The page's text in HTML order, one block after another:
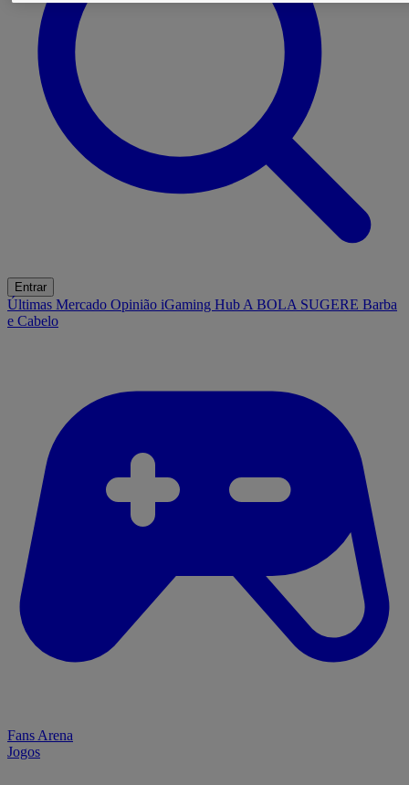
Entrar
Últimas Mercado Opinião iGaming Hub A BOLA SUGERE Barba
e Cabelo
Fans Arena
Jogos